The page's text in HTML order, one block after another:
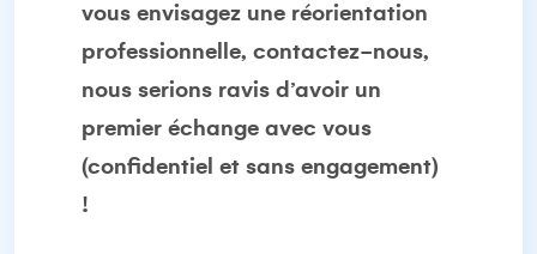
vous envisagez une réorientation
professionnelle, contactez-nous,
nous serions ravis d’avoir un
premier échange avec vous
(confidentiel et sans engagement)
!